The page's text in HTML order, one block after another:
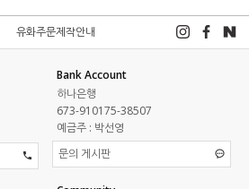
유화주문제작안내
Bank Account
하나은행
673-910175-38507
예금주 : 박선영
문의 게시판